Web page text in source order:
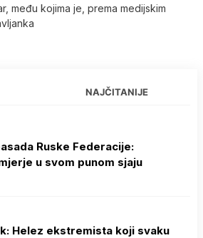
među kojima je, prema medijskim
NAJČITANIJE
Ruske Federacije:
u svom punom sjaju
Helez ekstremista koji svaku